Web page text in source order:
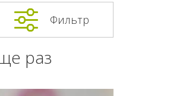
Фильтр
раз